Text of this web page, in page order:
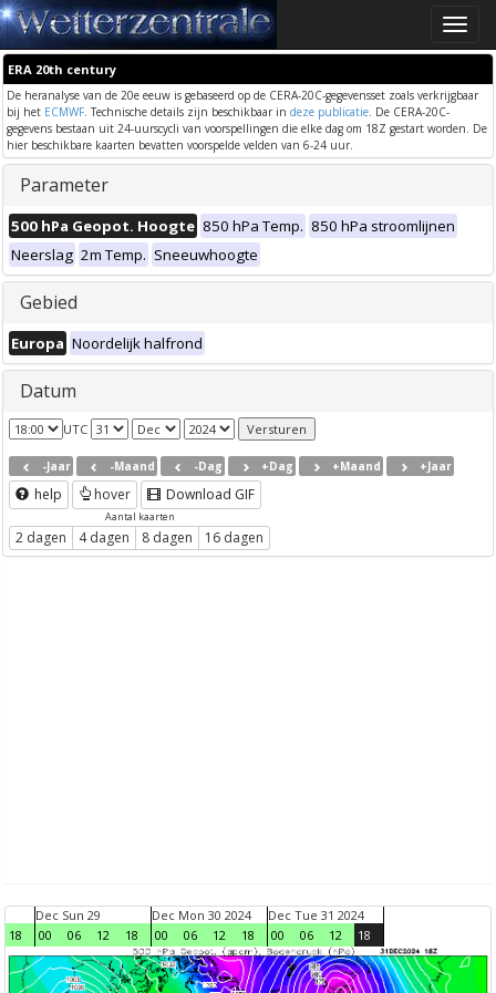
Toggle
ERA 20th century
De heranalyse van de 20e eeuw is gebaseerd op de CERA-20C-gegevensset zoals verkrijgbaar
bij het ECMWF. Technische details zijn beschikbaar in deze publicatie. De CERA-20C-
gegevens bestaan uit 24-uurscycli van voorspellingen die elke dag om 18Z gestart worden. De
hier beschikbare kaarten bevatten voorspelde velden van 6-24 uur.
Parameter
500 hPa Geopot. Hoogte 850 hPa Temp. 850 hPa stroomlijnen
Neerslag 2m Temp. Sneeuwhoogte
Gebied
Europa Noordelijk halfrond
Datum
UTC
-Jaar -Maand -Dag +Dag +Maand +Jaar
help hover Download GIF
Aantal kaarten
2 dagen 4 dagen 8 dagen 16 dagen
18
Dec Sun 29
00
06 12 18
Dec Mon 30 2024
00
06 12 18
Dec Tue 31 2024
00
06 12 18